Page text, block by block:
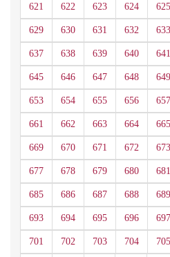
621 622 623 624 625
629 630 631 632 633
637 638 639 640 641
645 646 647 648 649
653 654 655 656 657
661 662 663 664 665
669 670 671 672 673
677 678 679 680 681
685 686 687 688 689
693 694 695 696 697
701 702 703 704 705